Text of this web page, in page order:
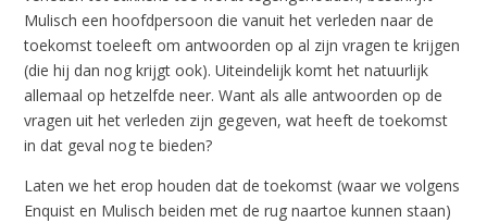
Mulisch een hoofdpersoon die vanuit het verleden naar de
toekomst toeleeft om antwoorden op al zijn vragen te krijgen
(die hij dan nog krijgt ook). Uiteindelijk komt het natuurlijk
allemaal op hetzelfde neer. Want als alle antwoorden op de
vragen uit het verleden zijn gegeven, wat heeft de toekomst
in dat geval nog te bieden?
Laten we het erop houden dat de toekomst (waar we volgens
Enquist en Mulisch beiden met de rug naartoe kunnen staan)